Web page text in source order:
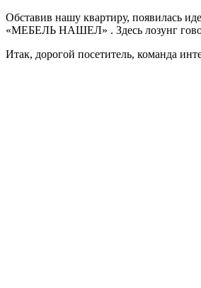
Обставив нашу квартиру, появилась
«МЕБЕЛЬ НАШЕЛ» . Здесь лозунг
Итак, дорогой посетитель, команда